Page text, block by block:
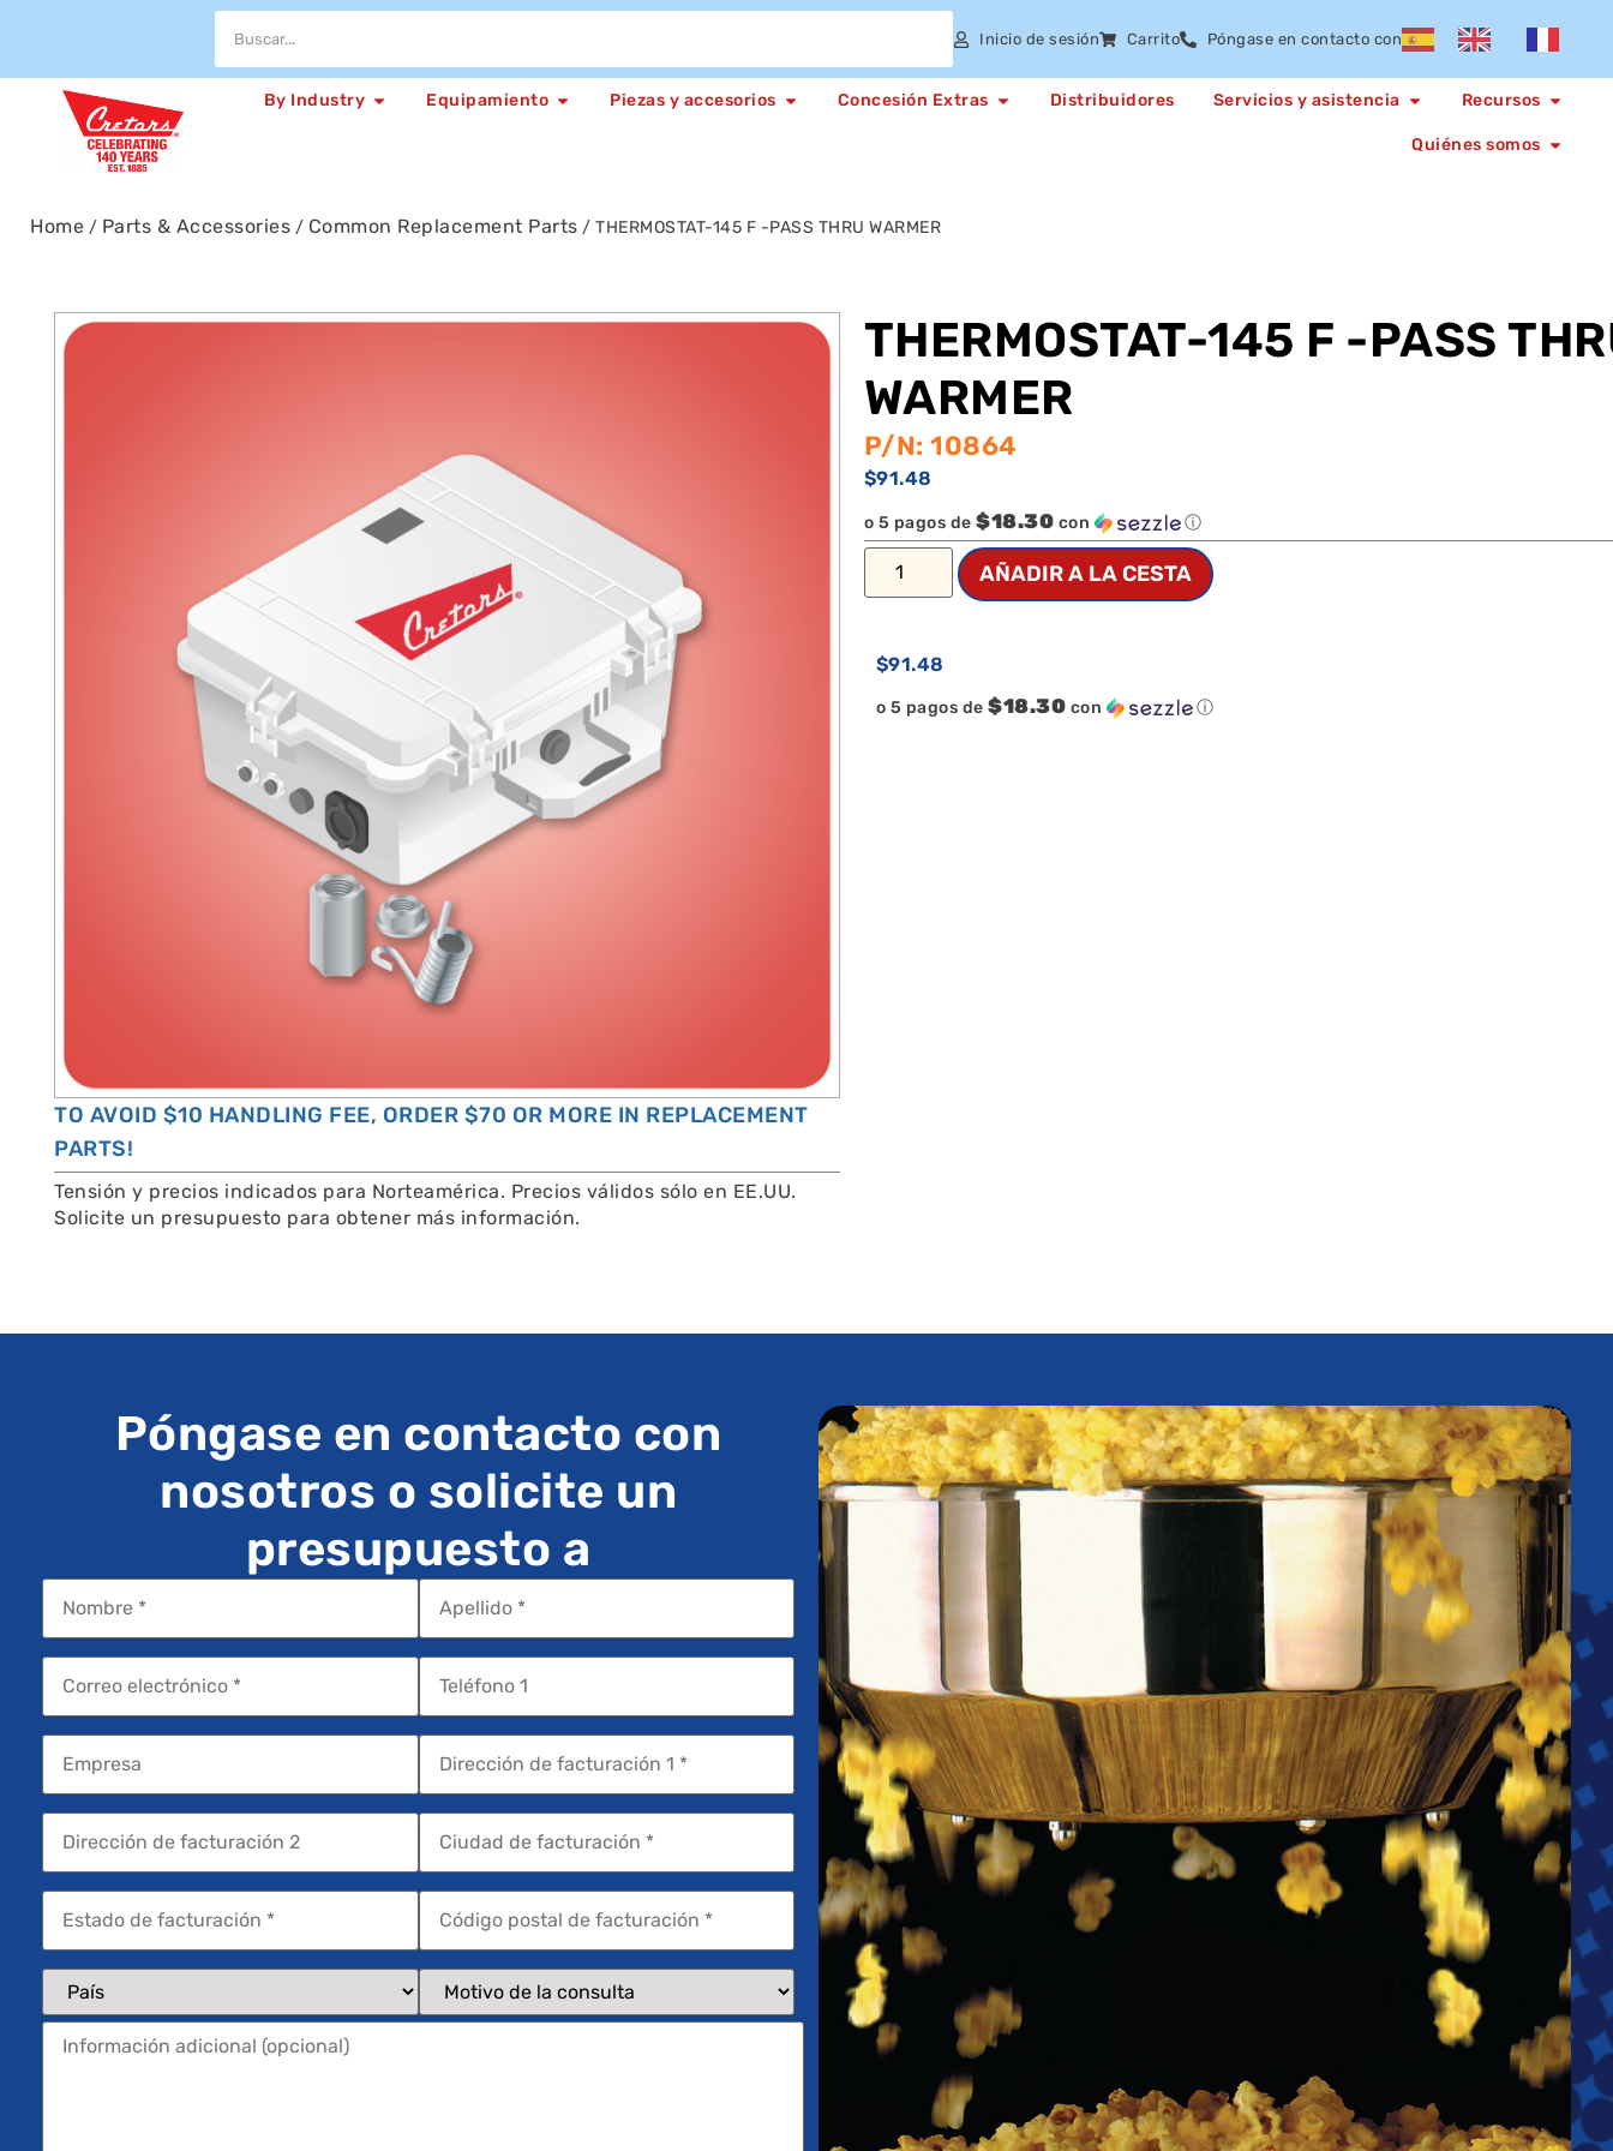
Inicio de sesión Carrito Póngase en contacto con
By Industry Equipamiento Piezas y accesorios Concesión Extras Distribuidores Servicios y asistencia Recursos
Quiénes somos
Home / Parts & Accessories / Common Replacement Parts / THERMOSTAT-145 F -PASS THRU WARMER
TO AVOID $10 HANDLING FEE, ORDER $70 OR MORE IN REPLACEMENT
PARTS!
Tensión y precios indicados para Norteamérica. Precios válidos sólo en EE.UU.
Solicite un presupuesto para obtener más información.
THERMOSTAT-145 F -PASS
WARMER
P/N: 10864
$91.48
o 5 pagos de$18.30 con ⓘ
AÑADIR A LA CESTA
$91.48
o 5 pagos de$18.30 con ⓘ
Póngase en contacto con
nosotros o solicite un
presupuesto a